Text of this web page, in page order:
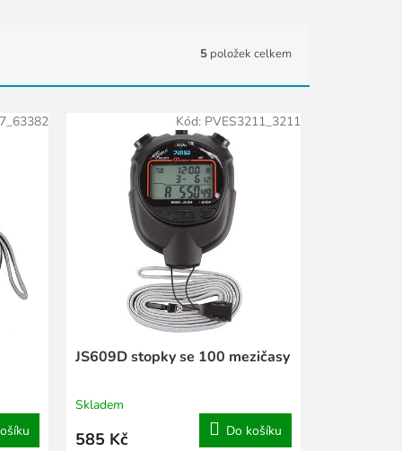
5 položek celkem
JS609D stopky se 100 mezičasy
Skladem
585 Kč Do košíku
Kód: PVES3211_3211